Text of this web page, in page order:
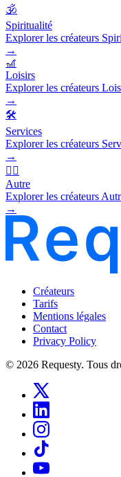
🕉️
Spiritualité
Explorer les créateurs
→
🎢
Loisirs
Explorer les créateurs
→
🛠️
Services
Explorer les créateurs
→
🧜‍♂️
Autre
Explorer les créateurs
→
Créateurs
Tarifs
Mentions légales
Contact
Privacy Policy
© 2026 Requesty. Tous